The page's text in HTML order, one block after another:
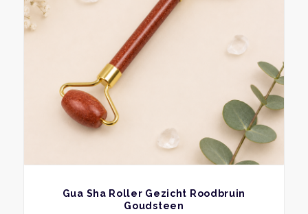
BEKIJK
Gua Sha Roller Gezicht Roodbruin
Goudsteen